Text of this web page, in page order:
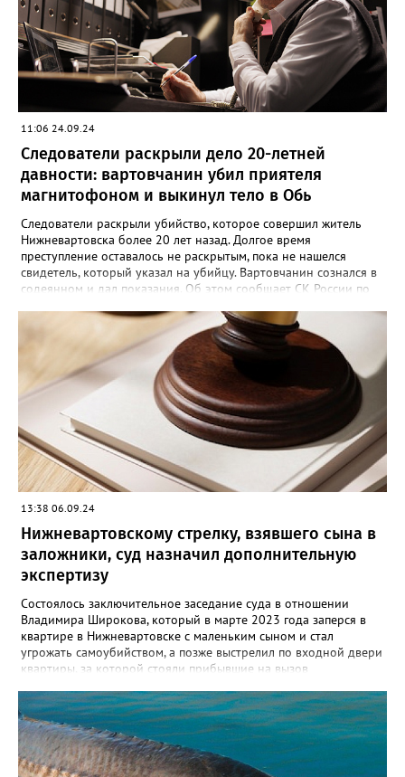
югорчанин признал свою вину, но от дачи показаний
отказался.
11:06 24.09.24
Следователи раскрыли дело 20-летней
давности: вартовчанин убил приятеля
магнитофоном и выкинул тело в Обь
Следователи раскрыли убийство, которое совершил житель
Нижневартовска более 20 лет назад. Долгое время
преступление оставалось не раскрытым, пока не нашелся
свидетель, который указал на убийцу. Вартовчанин сознался в
содеянном и дал показания. Об этом сообщает СК России по
декабря 2001 года 22 летний вартовчанин находился в
квартире по улице Менделеева вместе со своим 29-летним
знакомым. Произошла ссора и мужчина нанес приятелю
множественные удары руками и кассетным магнитофоном в
голову. От полученных травм он скончался. Вартовчанин
испугался и выбросил тело в Обь. Уголовное дело с
обвинительным заключением направлено в суд для
рассмотрения. Вартовчанину грозит до пятнадцати лет
лишения свободы.
13:38 06.09.24
Нижневартовскому стрелку, взявшего сына в
заложники, суд назначил дополнительную
экспертизу
Состоялось заключительное заседание суда в отношении
Владимира Широкова, который в марте 2023 года заперся в
квартире в Нижневартовске с маленьким сыном и стал
угрожать самоубийством, а позже выстрелил по входной двери
квартиры, за которой стояли прибывшие на вызов
квартиры и подвала дома. В происшествии никто не пострадал,
силовики договорились с Широковым, он отпустил ребенка и
сдался сам. Как рассказал Gorod3466.ru источник, знакомый с
ситуацией, на заседании суда было принято постановление
провести дополнительную экспертизу из-за недостоверности